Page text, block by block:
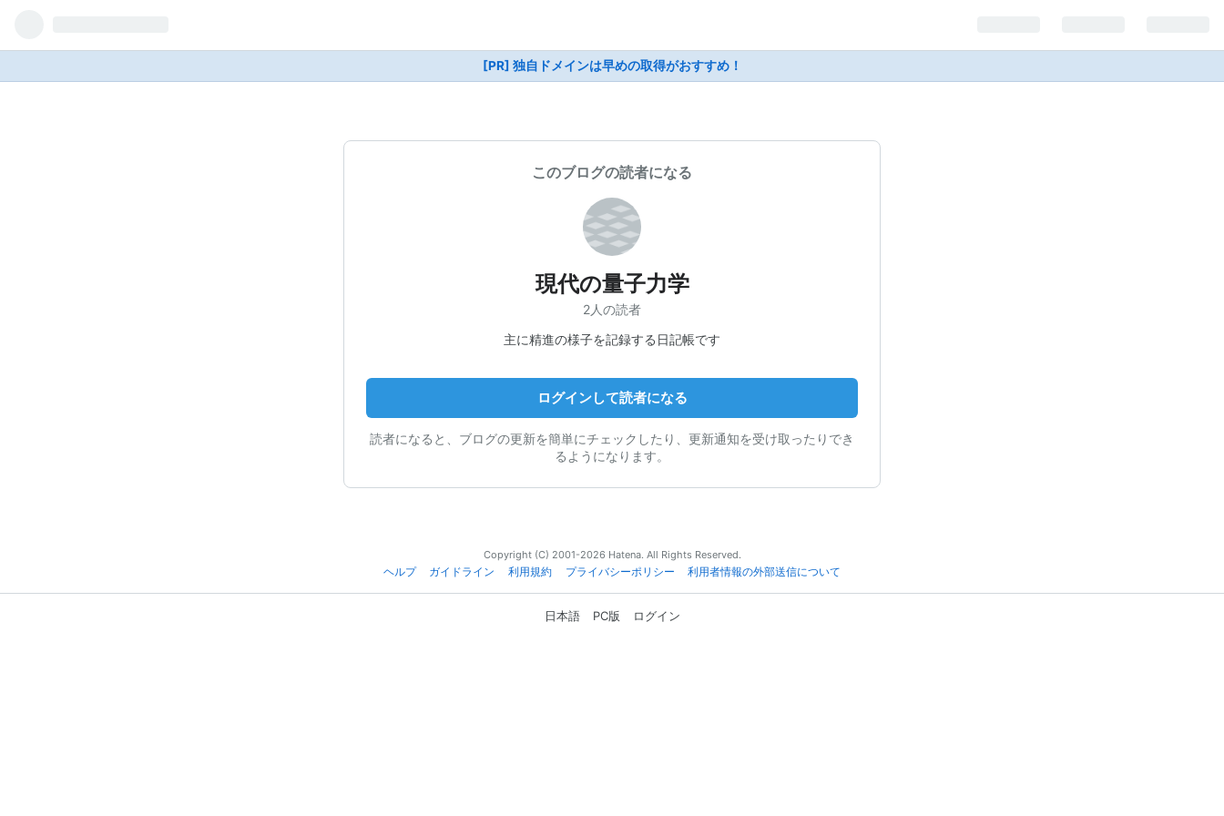
[PR] 独自ドメインは早めの取得がおすすめ！
このブログの読者になる
現代の量子力学
2人の読者
主に精進の様子を記録する日記帳です
ログインして読者になる
読者になると、ブログの更新を簡単にチェックしたり、更新通知を受け取ったりでき
るようになります。
Copyright (C) 2001-2026 Hatena. All Rights Reserved.
ヘルプ
ガイドライン 利用規約 プライバシーポリシー 利用者情報の外部送信について
日本語 PC版 ログイン